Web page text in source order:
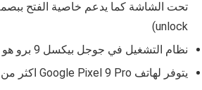
unlock)
نظام التشغيل في جوجل بيكسل 9 برو هو اندرويد 14.
يتوفر لهاتف Google Pixel 9 Pro اكثر من اصدار وهما :